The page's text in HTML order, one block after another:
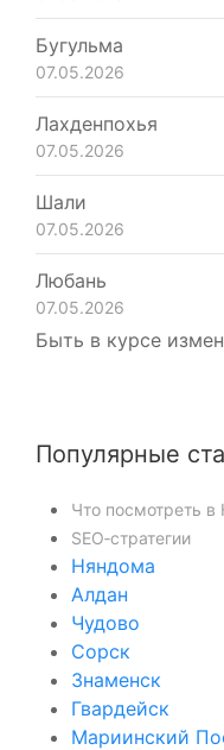
Бугульма
07.05.2026
Лахденпохья
07.05.2026
Шали
07.05.2026
Любань
07.05.2026
Быть в курсе
Популярные
Что посмотреть в
SEO‑стратегии
Няндома
Алдан
Чудово
Сорск
Знаменск
Гвардейск
Мариинский